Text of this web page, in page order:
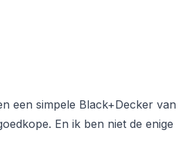
een simpele Black+Decker van
En ik ben niet de enige